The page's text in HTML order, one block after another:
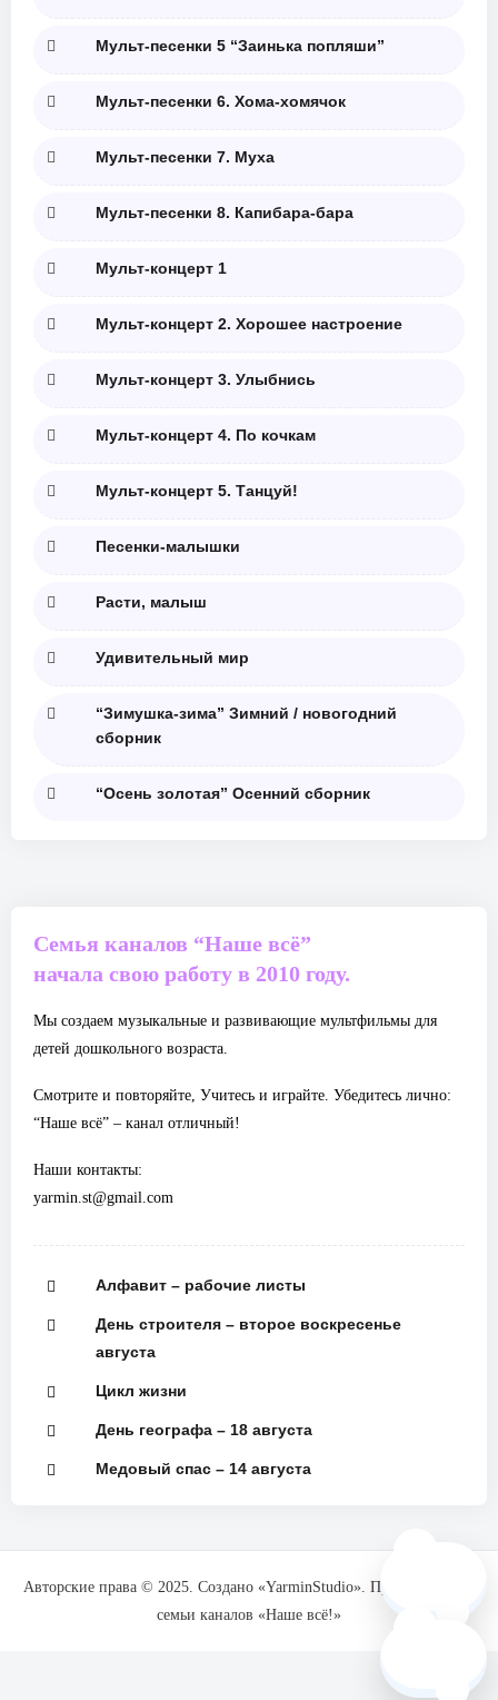
Мульт-песенки 5 “Заинька попляши”
Мульт-песенки 6. Хома-хомячок
Мульт-песенки 7. Муха
Мульт-песенки 8. Капибара-бара
Мульт-концерт 1
Мульт-концерт 2. Хорошее настроение
Мульт-концерт 3. Улыбнись
Мульт-концерт 4. По кочкам
Мульт-концерт 5. Танцуй!
Песенки-малышки
Расти, малыш
Удивительный мир
“Зимушка-зима” Зимний / новогодний
сборник
“Осень золотая” Осенний сборник
Семья каналов “Наше всё”
начала свою работу в 2010 году.
Мы создаем музыкальные и развивающие мультфильмы для
детей дошкольного возраста.
Смотрите и повторяйте, Учитесь и играйте. Убедитесь лично:
“Наше всё” – канал отличный!
Наши контакты:
yarmin.st@gmail.com
Алфавит – рабочие листы
День строителя – второе воскресенье
августа
Цикл жизни
День географа – 18 августа
Медовый спас – 14 августа
Авторские права © 2025. Создано «YarminStudio». При поддержке
семьи каналов «Наше всё!»